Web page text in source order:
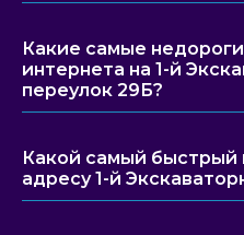
Какие самые
интернета на 1-й
переулок 29Б?
Какой самый быстрый
адресу 1-й